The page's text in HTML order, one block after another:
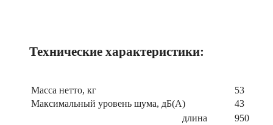
Технические характеристики:
Масса нетто, кг
53
Максимальный уровень шума, дБ(А)
43
длина
950